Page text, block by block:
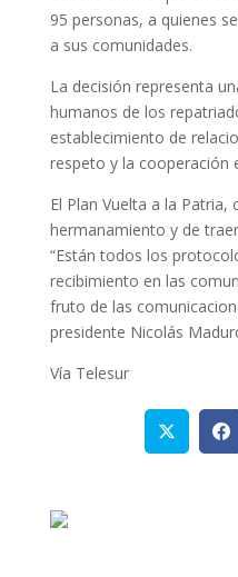
95 personas, a quienes
a sus comunidades.
La decisión representa
humanos de los
establecimiento de
respeto y la cooperación
El Plan Vuelta a la Patria,
hermanamiento y de
“Están todos los
recibimiento en las
fruto de las
presidente Nicolás
Vía Telesur